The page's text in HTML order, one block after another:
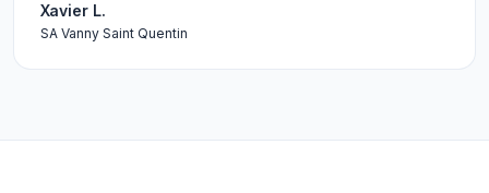
Xavier L.
SA Vanny Saint Quentin